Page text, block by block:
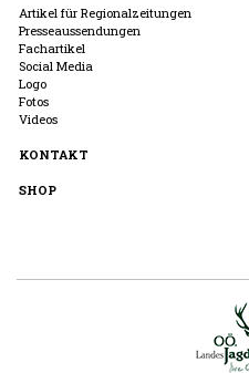
Artikel für Regionalzeitungen
Presseaussendungen
Fachartikel
Social Media
Logo
Fotos
Videos
KONTAKT
SHOP